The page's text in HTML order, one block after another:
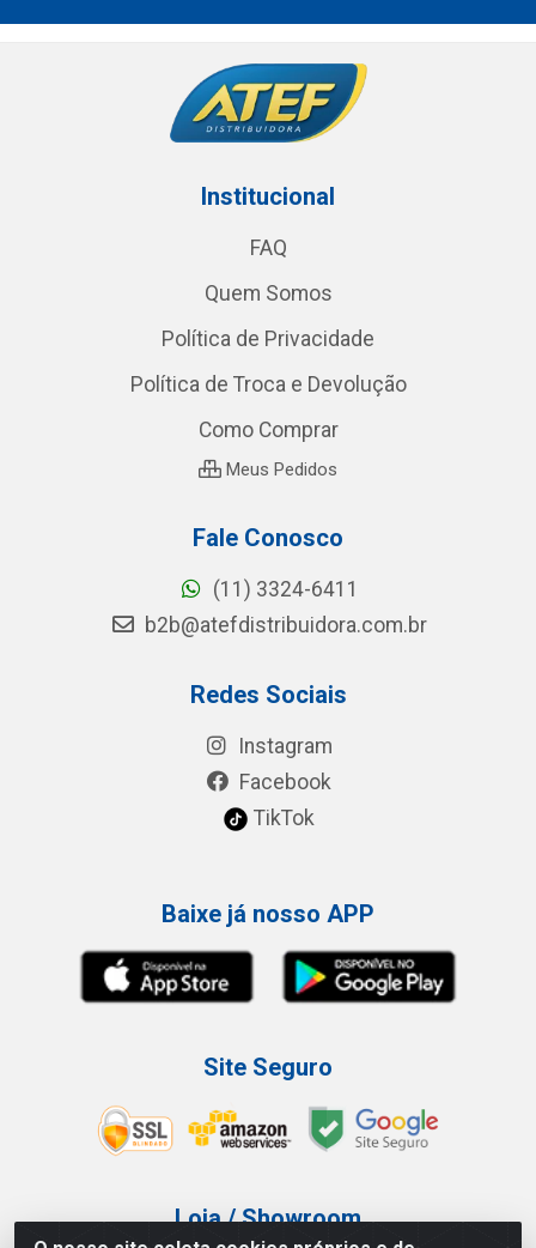
Institucional
FAQ
Quem Somos
Política de Privacidade
Política de Troca e Devolução
Como Comprar
Meus Pedidos
Fale Conosco
(11) 3324-6411
b2b@atefdistribuidora.com.br
Redes Sociais
Instagram
Facebook
TikTok
Baixe já nosso APP
Site Seguro
Loja / Showroom